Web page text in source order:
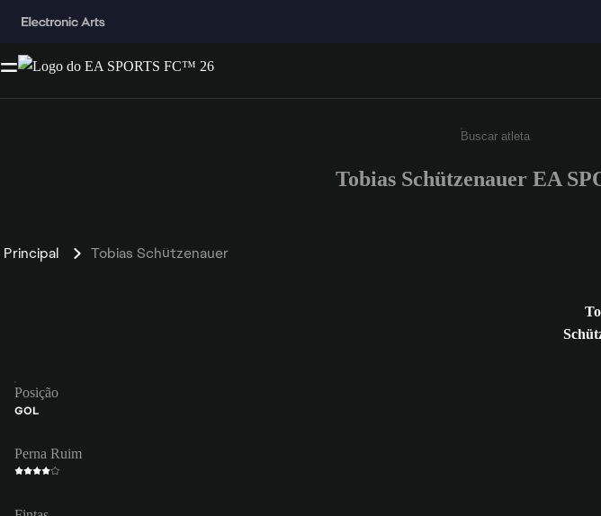
Insira pelo menos 3
Tobias Schützenauer EA
Principal Tobias Schützenauer
Posição
GOL
Perna Ruim